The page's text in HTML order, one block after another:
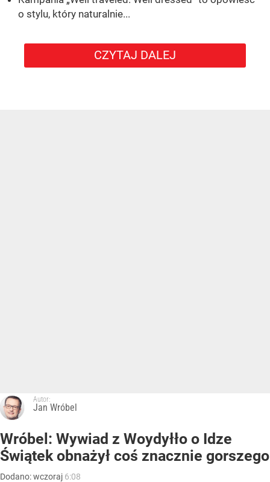
o stylu, który naturalnie...
CZYTAJ DALEJ
Autor:
Jan Wróbel
Wróbel: Wywiad z Woydyłło o Idze
Świątek obnażył coś znacznie gorszego
Dodano:wczoraj 6:08